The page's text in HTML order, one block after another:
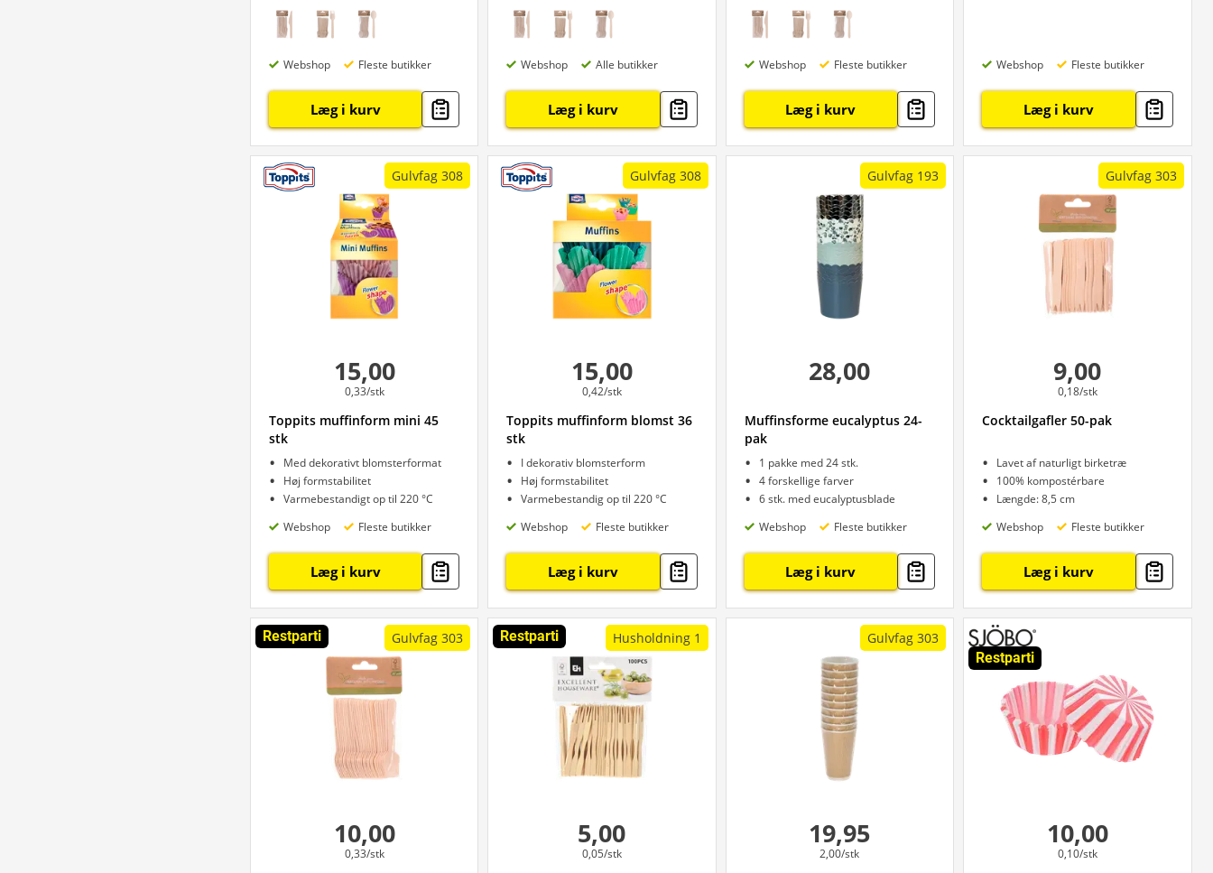
Webshop Fleste butikker
Læg i kurv
Webshop Alle butikker
Læg i kurv
Webshop Fleste butikker
Læg i kurv
Webshop Fleste butikker
Læg i kurv
Gulvfag 308
15,00
0,33/stk
Toppits muffinform mini 45
stk
Med dekorativt blomsterformat
Høj formstabilitet
Varmebestandigt op til 220 °C
Webshop
Fleste butikker
Læg i kurv
Gulvfag 308
15,00
0,42/stk
Toppits muffinform blomst 36
stk
I dekorativ blomsterform
Høj formstabilitet
Varmebestandig op til 220 °C
Webshop
Fleste butikker
Læg i kurv
Gulvfag 193
28,00
Muffinsforme eucalyptus 24-
pak
1 pakke med 24 stk.
4 forskellige farver
6 stk. med eucalyptusblade
Webshop
Fleste butikker
Læg i kurv
Gulvfag 303
9,00
0,18/stk
Cocktailgafler 50-pak
Lavet af naturligt birketræ
100% kompostérbare
Længde: 8,5 cm
Webshop
Fleste butikker
Læg i kurv
Restparti Gulvfag 303
10,00
0,33/stk
Restparti Husholdning 1
5,00
0,05/stk
Gulvfag 303
19,95
2,00/stk
Restparti
10,00
0,10/stk